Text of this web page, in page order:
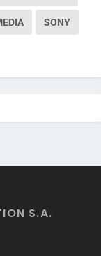
SONY
S.A.